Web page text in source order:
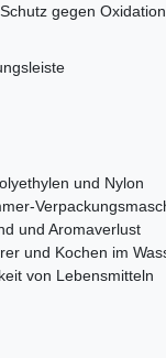
gegen
und Nylon
und Aromaverlust
und Kochen im
von Lebensmitteln